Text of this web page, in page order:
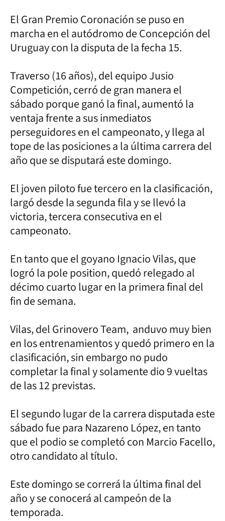
El Gran Premio Coronación se puso en
marcha en el autódromo de Concepción del
Uruguay con la disputa de la fecha 15.
Traverso (16 años), del equipo Jusio
Competición, cerró de gran manera el
sábado porque ganó la final, aumentó la
ventaja frente a sus inmediatos
perseguidores en el campeonato, y llega al
tope de las posiciones a la última carrera del
año que se disputará este domingo.
El joven piloto fue tercero en la clasificación,
largó desde la segunda fila y se llevó la
victoria, tercera consecutiva en el
campeonato.
En tanto que el goyano Ignacio Vilas, que
logró la pole position, quedó relegado al
décimo cuarto lugar en la primera final del
fin de semana.
Vilas, del Grinovero Team, anduvo muy bien
en los entrenamientos y quedó primero en la
clasificación, sin embargo no pudo
completar la final y solamente dio 9 vueltas
de las 12 previstas.
El segundo lugar de la carrera disputada este
sábado fue para Nazareno López, en tanto
que el podio se completó con Marcio Facello,
otro candidato al título.
Este domingo se correrá la última final del
año y se conocerá al campeón de la
temporada.